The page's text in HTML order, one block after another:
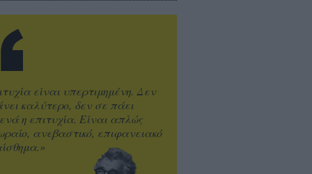
είναι υπερτιμημένη. Δεν
καλύτερο, δεν σε πάει
η επιτυχία. Είναι απλώς
ανεβαστικό, επιφανειακό